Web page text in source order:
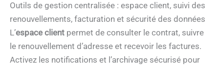
Outils de gestion centralisée : espace client, suivi des
renouvellements, facturation et sécurité des données
L’espace client permet de consulter le contrat, suivre
le renouvellement d’adresse et recevoir les factures.
Activez les notifications et l’archivage sécurisé pour